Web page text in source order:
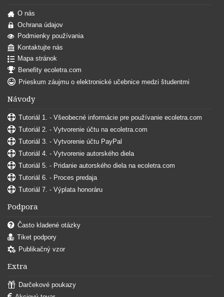
O nás
Ochrana údajov
Podmienky používania
Kontaktujte nás
Mapa stránok
Benefity ecoletra.com
Prieskum záujmu o elektronické učebnice medzi študentmi
Návody
Tutoriál 1. - Všeobecné informácie pre používanie ecoletra.com
Tutoriál 2. - Vytvorenie účtu na ecoletra.com
Tutoriál 3. - Vytvorenie účtu PayPal
Tutoriál 4. - Vytvorenie autorského diela
Tutoriál 5. - Pridanie autorského diela na ecoletra.com
Tutoriál 6. - Proces predaja
Tutoriál 7. - Výplata honoráru
Podpora
Často kladené otázky
Tiket podpory
Publikačný vzor
Extra
Darčekové poukazy